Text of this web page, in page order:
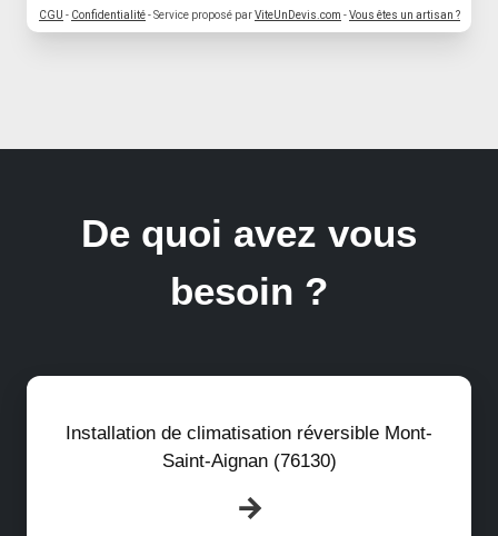
CGU - Confidentialité- Service proposé parViteUnDevis.com -Vous êtes un artisan ?
De quoi avez vous
besoin ?
Installation de climatisation réversible Mont-
Saint-Aignan (76130)